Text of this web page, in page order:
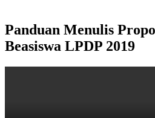
Panduan Menulis
Beasiswa LPDP 2019